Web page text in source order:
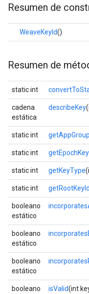
Resumen de
WeaveKeyId()
Resumen de
static int
cadena
estática
describeKey
static int
static int
static int getKeyType
static int getRootKeyId
booleano
estático
booleano
estático
booleano
estático
booleano
isValid(int